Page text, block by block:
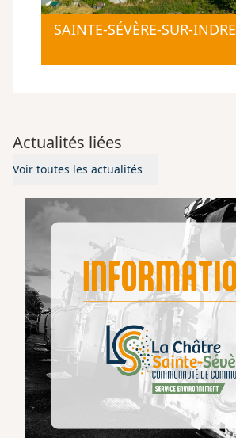
SAINTE-SÉVÈRE-SUR-INDRE
Actualités liées
Voir toutes les actualités